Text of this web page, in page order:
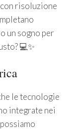
risoluzione
un sogno per
💻✨
le tecnologie
integrate nei